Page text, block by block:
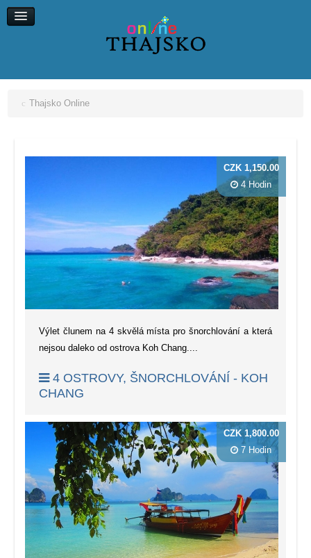
Thajsko Online
Výlet člunem na 4 skvělá místa pro šnorchlování a která
nejsou daleko od ostrova Koh Chang....
4 OSTROVY, ŠNORCHLOVÁNÍ - KOH
CHANG
CZK 1,150.00
4 Hodin
CZK 1,800.00
7 Hodin